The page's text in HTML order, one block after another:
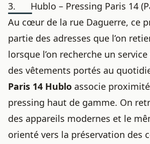
3. Hublo – Pressing Paris 14
Au cœur de la rue Daguerre, ce
partie des adresses que l’on
lorsque l’on recherche un
des vêtements portés au
Paris 14 Hublo associe
pressing haut de gamme. On
des appareils modernes et le
orienté vers la préservation des